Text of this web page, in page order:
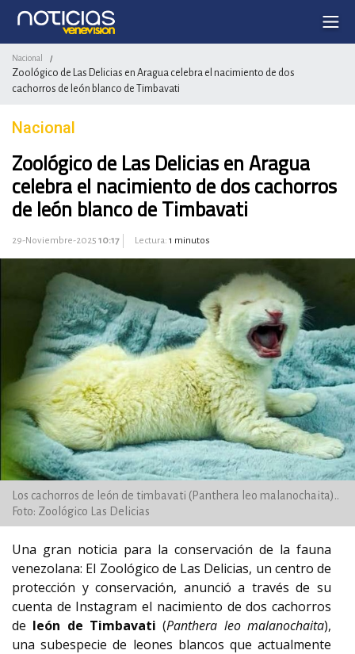
Nacional /
Zoológico de Las Delicias en Aragua celebra el nacimiento de dos
cachorros de león blanco de Timbavati
Nacional
Zoológico de Las Delicias en Aragua
celebra el nacimiento de dos cachorros
de león blanco de Timbavati
29-Noviembre-2025 10:17 Lectura: 1 minutos
Los cachorros de león de timbavati (Panthera leo malanochaita)..
Foto: Zoológico Las Delicias
Una gran noticia para la conservación de la fauna
venezolana: El Zoológico de Las Delicias, un centro de
protección y conservación, anunció a través de su
cuenta de Instagram el nacimiento de dos cachorros
de león de Timbavati (Panthera leo malanochaita),
una subespecie de leones blancos que actualmente